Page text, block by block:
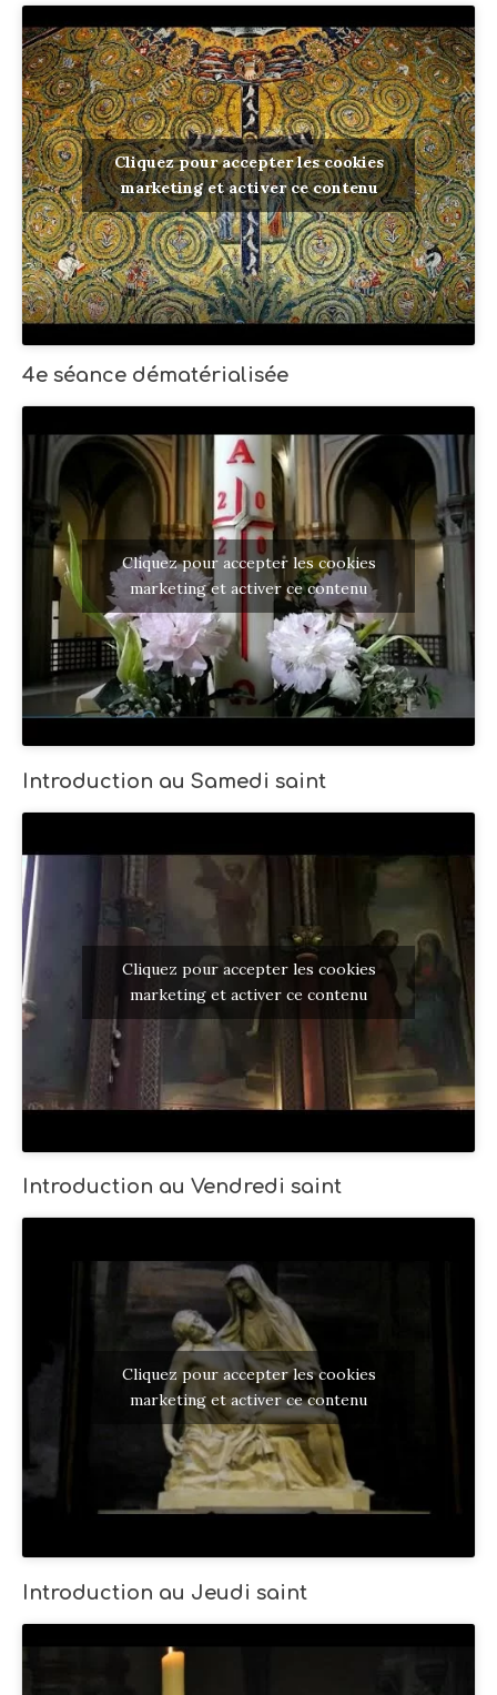
Cliquez pour accepter les cookies
marketing et activer ce contenu
4e séance dématérialisée
Cliquez pour accepter les cookies
marketing et activer ce contenu
Introduction au Samedi saint
Cliquez pour accepter les cookies
marketing et activer ce contenu
Introduction au Vendredi saint
Cliquez pour accepter les cookies
marketing et activer ce contenu
Introduction au Jeudi saint